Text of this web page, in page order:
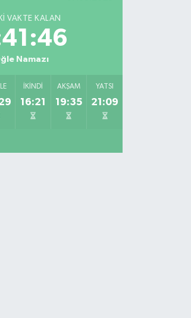
VAKTE KALAN
Namazı
İKINDI
16:21
AKŞAM
19:35
YATSI
21:09